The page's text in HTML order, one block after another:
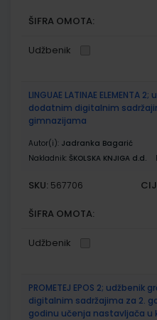
ŠIFRA OMOTA:
Udžbenik
LINGUAE LATINAE
dodatnim digitalnim
gimnazijama
Autor(i): Jadranka Bagarić
Nakladnik: ŠKOLSKA KNJIGA d.d.
SKU: 567706
ŠIFRA OMOTA:
Udžbenik
PROMETEJ EPOS 2;
digitalnim sadržajima za 2.
godinu učenja nastavljača